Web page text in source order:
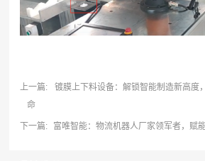
上一篇:
镀膜上下料设备：解锁智能制造新高度
命
下一篇: 富唯智能：物流机器人厂家领军者，赋